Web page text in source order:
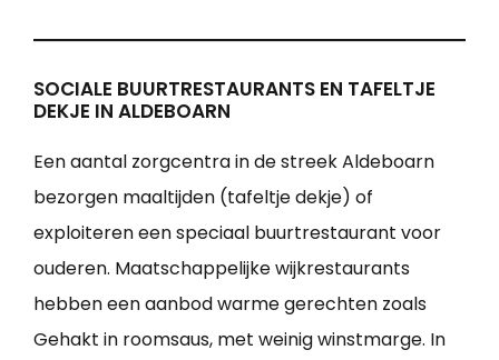
SOCIALE BUURTRESTAURANTS EN TAFELTJE
DEKJE IN ALDEBOARN
Een aantal zorgcentra in de streek Aldeboarn
bezorgen maaltijden (tafeltje dekje) of
exploiteren een speciaal buurtrestaurant voor
ouderen. Maatschappelijke wijkrestaurants
hebben een aanbod warme gerechten zoals
Gehakt in roomsaus, met weinig winstmarge. In